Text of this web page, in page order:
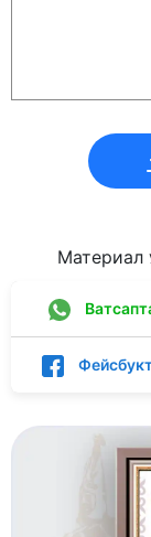
Материал